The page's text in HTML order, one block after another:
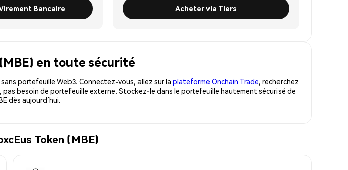
Bancaire Acheter via Tiers
en toute sécurité
portefeuille Web3. Connectez-vous, allez sur la plateforme Onchain Trade, recherchez
besoin de portefeuille externe. Stockez-le dans le portefeuille hautement sécurisé de
dès aujourd’hui.
Token (MBE)